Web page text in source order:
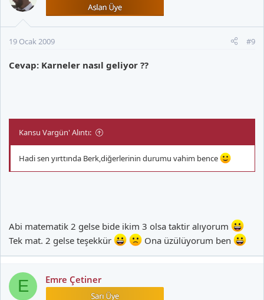
19 Ocak 2009 #9
Cevap: Karneler nasıl geliyor ??
Kansu Vargün' Alıntı:
Hadi sen yırttında Berk,diğerlerinin durumu vahim bence
Abi matematik 2 gelse bide ikim 3 olsa taktir alıyorum
Tek mat. 2 gelse teşekkür
Ona üzülüyorum ben
E Emre Çetiner